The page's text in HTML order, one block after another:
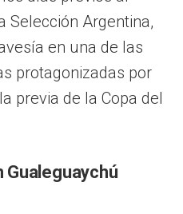
Selección Argentina,
en una de las
protagonizadas por
previa de la Copa del
Gualeguaychú